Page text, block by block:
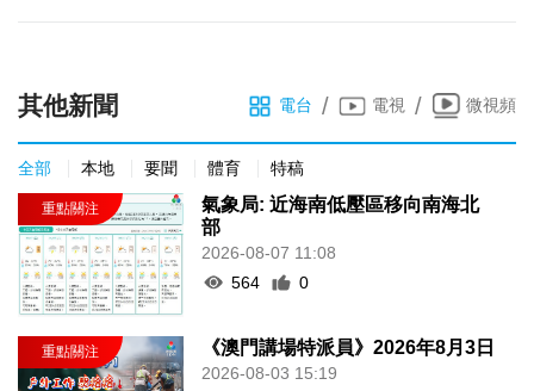
其他新聞 電台 / 電視 / 微視頻
全部 本地 要聞 體育 特稿
氣象局: 近海南低壓區移向南海北
部
2026-08-07 11:08
564
0
《澳門講場特派員》2026年8月3日
2026-08-03 15:19